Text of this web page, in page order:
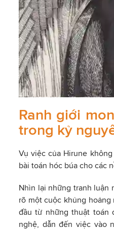
Ranh giới
trong kỷ
Vụ việc của Hirune
bài toán hóc búa cho các
Nhìn lại những tranh luận
rõ một cuộc khủng
đầu từ những thuật toán
nghệ, dẫn đến việc vào